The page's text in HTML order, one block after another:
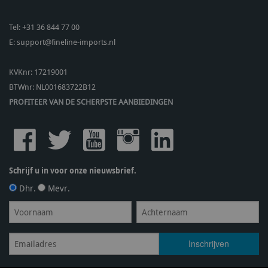
Tel:+31 36 844 77 00
E:support@fineline-imports.nl
KVKnr: 17219001
BTWnr: NL001683722B12
PROFITEER VAN DE SCHERPSTE AANBIEDINGEN
Schrijf u in voor onze nieuwsbrief.
Dhr. Mevr.